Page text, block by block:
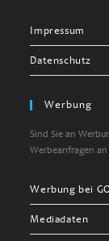
Impressum
Datenschutz
Werbung
Sind Sie an
Werbeanfragen
Werbung bei
Mediadaten